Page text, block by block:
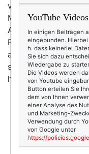
viel Frühlingsgrün
Man stelle sich das
Arztgattin auf der
Porsche-Abgasen
auch Taschen haben
schöne Taschen
heimgeholt, zu
YouTube Videos
In einigen Beiträgen
eingebunden.
h. dass keinerlei
Sie sich dazu
Wiedergabe zu
Die Videos werden
von Youtube
Button erteilen Sie
dem von Ihnen
einer Analyse des
und Marketing-
Verwendung durch
von Google unter
https://